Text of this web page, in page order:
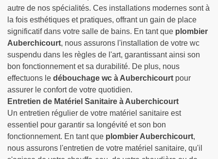
autre de nos spécialités. Ces installations modernes sont à
la fois esthétiques et pratiques, offrant un gain de place
significatif dans votre salle de bains. En tant que plombier
Auberchicourt, nous assurons l'installation de votre wc
suspendu dans les règles de l'art, garantissant ainsi son
bon fonctionnement et sa durabilité. De plus, nous
effectuons le débouchage wc à Auberchicourt pour
assurer le confort de votre quotidien.
Entretien de Matériel Sanitaire à Auberchicourt
Un entretien régulier de votre matériel sanitaire est
essentiel pour garantir sa longévité et son bon
fonctionnement. En tant que plombier Auberchicourt,
nous assurons l'entretien de votre matériel sanitaire, qu'il